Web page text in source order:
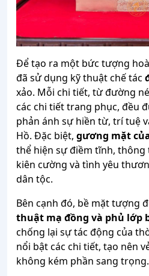
Để tạo ra một bức tượng
đã sử dụng kỹ thuật chế tác
xảo. Mỗi chi tiết, từ đường
các chi tiết trang phục, đều
phản ánh sự hiền từ, trí tuệ
Hồ. Đặc biệt, gương mặt
thể hiện sự điềm tĩnh,
kiên cường và tình yêu
dân tộc.
Bên cạnh đó, bề mặt tượng
thuật mạ đồng và phủ lớp
chống lại sự tác động của
nổi bật các chi tiết, tạo nên
không kém phần sang trọng.